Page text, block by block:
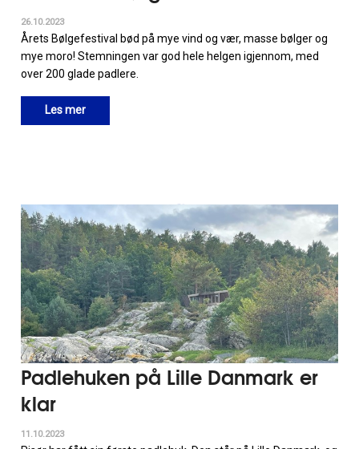
26.10.2023
Årets Bølgefestival bød på mye vind og vær, masse bølger og
mye moro! Stemningen var god hele helgen igjennom, med
over 200 glade padlere.
Les mer
Padlehuken på Lille Danmark er
klar
11.10.2023